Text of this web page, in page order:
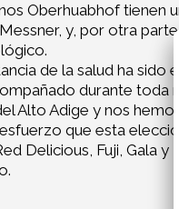
Oberhuabhof tienen
y, por otra
de la salud ha sido
durante toda
Alto Adige y nos
que esta
Delicious, Fuji, Gala